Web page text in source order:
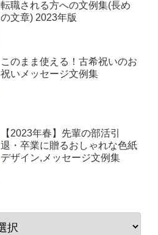
転職される方への文例集(長め
の文章) 2023年版
このまま使える！古希祝いのお
祝いメッセージ文例集
【2023年春】先輩の部活引
退・卒業に贈るおしゃれな色紙
デザイン,メッセージ文例集